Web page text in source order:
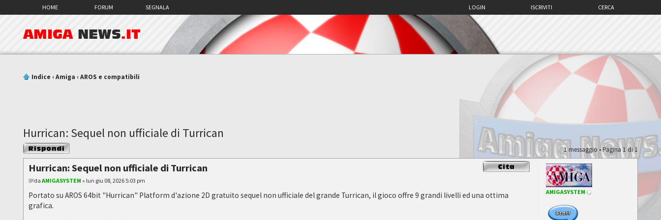
HOME FORUM SEGNALA CERCA
ISCRIVITI
LOGIN
AMIGA NEWS.IT
Indice ‹Amiga ‹AROS e compatibili
Hurrican: Sequel non ufficiale di Turrican
Rispondi al
messaggio
1 messaggio • Pagina1 di1
Hurrican: Sequel non ufficiale di Turrican
daAMIGASYSTEM » lun giu 08, 2026 5:03 pm
Portato su AROS 64bit "Hurrican" Platform d'azione 2D gratuito sequel non ufficiale del grande Turrican, il gioco offre 9 grandi livelli ed una ottima
grafica.
AMIGASYSTEM